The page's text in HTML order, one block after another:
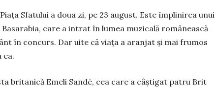
Sfatului a doua zi, pe 23 august. Este împlinirea unui
care a intrat în lumea muzicală românească
în con­­curs. Dar uite că viaţa a aranjat şi mai frumos
ea.
britanică Emeli Sandé, cea care a câştigat patru Brit